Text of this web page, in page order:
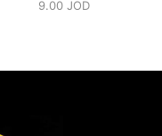
9.00JOD